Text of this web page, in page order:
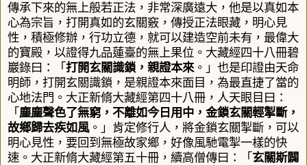
傳承下來的無上般若正法，非常深廣遠大 ，他是以真如本
心為宗旨， 打開真如的玄關竅，傳授正法眼藏，明心見
性，積極修辦，行功立德，就可以建造空前未有，最偉大
的寶殿，以證得九品蓮臺的無上果位。 大藏經四十八冊碧
巖錄曰：「 打開玄關識鎖，親證本來。」也是印證由天命
明師，打開玄關識鎖，是親證本來面目，為最直捷了當的
心地法門。 大正新脩大藏經第四十八冊，人天眼目曰：
「 塵塵聲色了無窮，不離如今日用中，金鎖玄關輕掣斷，
故鄉歸去疾如風。」肯定修行人 ，將金鎖玄關掣斷，可以
明心見性，要回到無極故家鄉，好像風馳電掣一樣的快
速。 大正新脩大藏經第五十冊，續高僧傳曰：「 玄關斯闢